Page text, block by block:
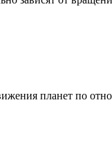
планет по